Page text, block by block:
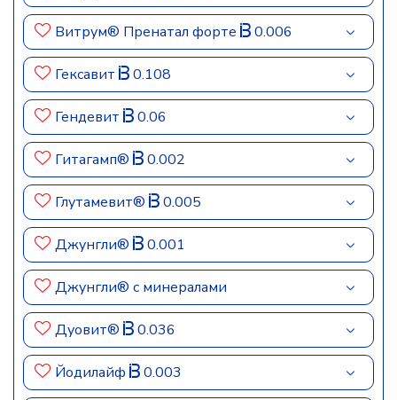
Витрум® Пренатал форте 0.006
Гексавит 0.108
Гендевит 0.06
Гитагамп® 0.002
Глутамевит® 0.005
Джунгли® 0.001
Джунгли® с минералами
Дуовит® 0.036
Йодилайф 0.003